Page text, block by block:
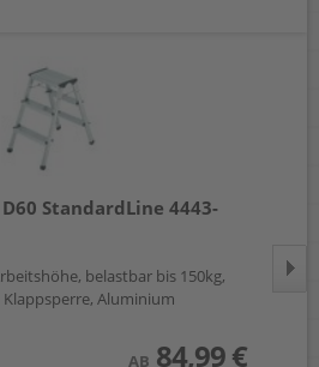
StandardLine 4443-
belastbar bis 150kg,
Aluminium
AB 84,99 €